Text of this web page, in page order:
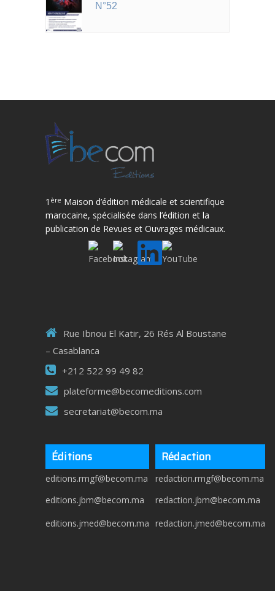
N°52
1 ère Maison d’édition médicale et scientifique
marocaine, spécialisée dans l’édition et la
publication de Revues et Ouvrages médicaux.
Rue Ibnou El Katir, 26 Rés Al Boustane
– Casablanca
+212 522 99 49 82
plateforme@becomeditions.com
secretariat@becom.ma
Éditions
editions.rmgf@becom.ma
editions.jbm@becom.ma
editions.jmed@becom.ma
Rédaction
redaction.rmgf@becom.ma
redaction.jbm@becom.ma
redaction.jmed@becom.ma